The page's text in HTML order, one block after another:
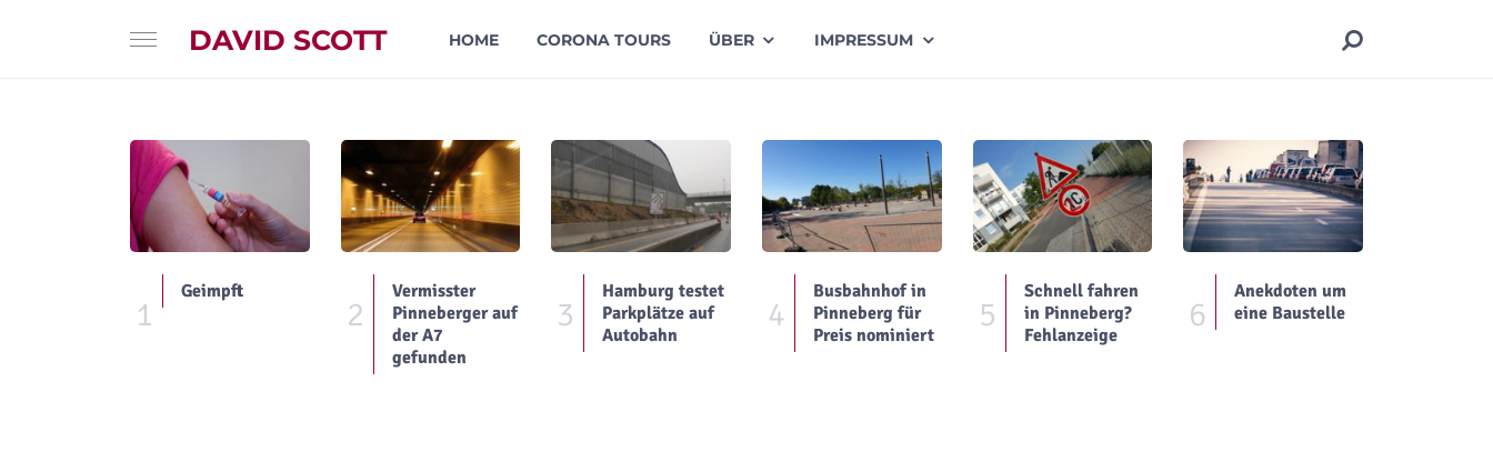
DAVID SCOTT HOME CORONA TOURS ÜBER IMPRESSUM
1
Geimpft
2
Vermisster
Pinneberger auf
der A7
gefunden
3
Hamburg testet
Parkplätze auf
Autobahn
4
Busbahnhof in
Pinneberg für
Preis nominiert
5
Schnell fahren
in Pinneberg?
Fehlanzeige
6
Anekdoten um
eine Baustelle